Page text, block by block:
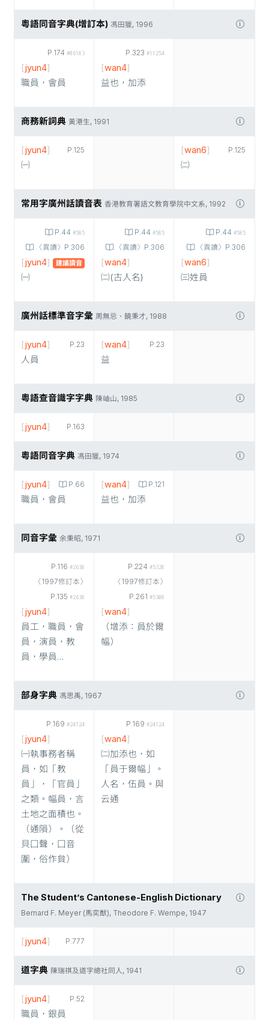
粵語同音字典(增訂本) 馮田獵, 1996
P.174 #06183
[jyun4]
職員，會員
P.323 #11254
[wan4]
益也，加添
商務新詞典 黃港生, 1991
P.125
[jyun4]
㈠
P.125
[wan6]
㈡
常用字廣州話讀音表 香港教育署語文教育學院中文系, 1992
P.44 #585
〈異讀〉P.306
[jyun4] 建議讀音
㈠
P.44 #585
〈異讀〉P.306
[wan4]
㈡(古人名)
P.44 #585
〈異讀〉P.306
[wan6]
㈢姓員
廣州話標準音字彙 周無忌、饒秉才, 1988
P.23
[jyun4]
人員
P.23
[wan4]
益
粵語查音識字字典 陳岫山, 1985
P.163
[jyun4]
粵語同音字典 馮田獵, 1974
P.66
[jyun4]
職員，會員
P.121
[wan4]
益也，加添
同音字彙 余秉昭, 1971
P.116 #2638
〈1997修訂本〉
P.135 #2638
[jyun4]
員工，職員，會
員，演員，教
員，學員…
P.224 #5328
〈1997修訂本〉
P.261 #5308
[wan4]
（增添：員於爾
幅）
部身字典 馮思禹, 1967
P.169 #24124
[jyun4]
㈠執事務者稱
員，如「教
員」，「官員」
之類。幅員，言
土地之面積也。
（通隕）。（從
貝囗聲，囗音
圍，俗作貟）
P.169 #24124
[wan4]
㈡加添也，如
「員于爾幅」。
人名，伍員。與
云通
The Student’s Cantonese-English Dictionary
Bernard F. Meyer (馬奕猷), Theodore F. Wempe, 1947
P.777
[jyun4]
道字典 陳瑞祺及道字總社同人, 1941
P.52
[jyun4]
職員，銀員